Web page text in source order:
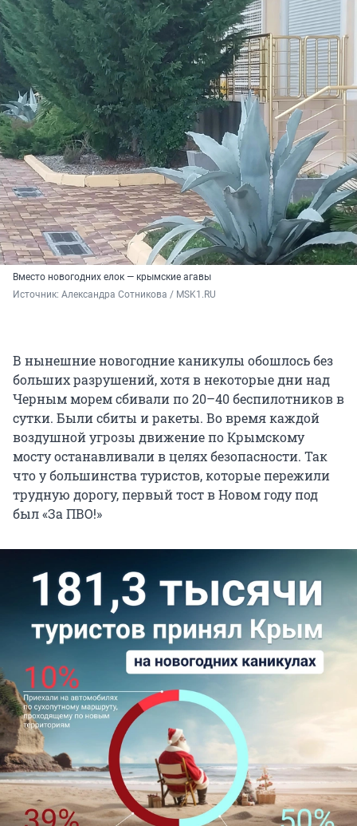
Вместо новогодних елок — крымские агавы
Источник: Александра Сотникова / MSK1.RU
В нынешние новогодние каникулы обошлось без
больших разрушений, хотя в некоторые дни над
Черным морем сбивали по 20–40 беспилотников в
сутки. Были сбиты и ракеты. Во время каждой
воздушной угрозы движение по Крымскому
мосту останавливали в целях безопасности. Так
что у большинства туристов, которые пережили
трудную дорогу, первый тост в Новом году под
был «За ПВО!»